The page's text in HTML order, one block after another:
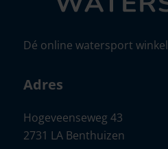
Dé online watersport winkel
Adres
Hogeveenseweg 43
2731 LA Benthuizen